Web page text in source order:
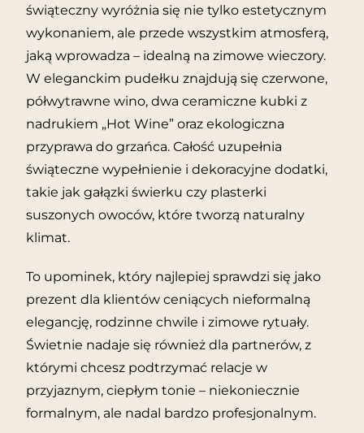
świąteczny wyróżnia się nie tylko estetycznym
wykonaniem, ale przede wszystkim atmosferą,
jaką wprowadza – idealną na zimowe wieczory.
W eleganckim pudełku znajdują się czerwone,
półwytrawne wino, dwa ceramiczne kubki z
nadrukiem „Hot Wine” oraz ekologiczna
przyprawa do grzańca. Całość uzupełnia
świąteczne wypełnienie i dekoracyjne dodatki,
takie jak gałązki świerku czy plasterki
suszonych owoców, które tworzą naturalny
klimat.
To upominek, który najlepiej sprawdzi się jako
prezent dla klientów ceniących nieformalną
elegancję, rodzinne chwile i zimowe rytuały.
Świetnie nadaje się również dla partnerów, z
którymi chcesz podtrzymać relacje w
przyjaznym, ciepłym tonie – niekoniecznie
formalnym, ale nadal bardzo profesjonalnym.